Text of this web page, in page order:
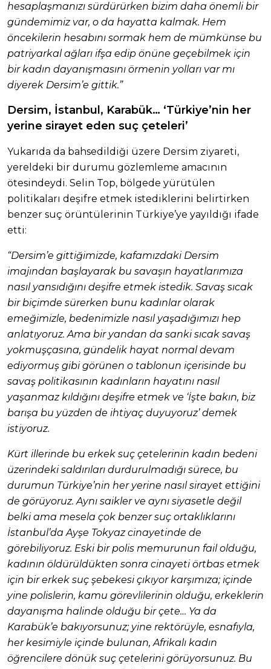
hesaplaşmanızı sürdürürken bizim daha önemli bir
gündemimiz var, o da hayatta kalmak. Hem
öncekilerin hesabını sormak hem de mümkünse bu
patriyarkal ağları ifşa edip önüne geçebilmek için
bir kadın dayanışmasını örmenin yolları var mı
diyerek Dersim’e gittik.”
Dersim, İstanbul, Karabük… ‘Türkiye’nin her
yerine sirayet eden suç çeteleri’
Yukarıda da bahsedildiği üzere Dersim ziyareti,
yereldeki bir durumu gözlemleme amacının
ötesindeydi. Selin Top, bölgede yürütülen
politikaları deşifre etmek istediklerini belirtirken
benzer suç örüntülerinin Türkiye’ye yayıldığı ifade
etti:
“Dersim’e gittiğimizde, kafamızdaki Dersim
imajından başlayarak bu savaşın hayatlarımıza
nasıl yansıdığını deşifre etmek istedik. Savaş sıcak
bir biçimde sürerken bunu kadınlar olarak
emeğimizle, bedenimizle nasıl yaşadığımızı hep
anlatıyoruz. Ama bir yandan da sanki sıcak savaş
yokmuşçasına, gündelik hayat normal devam
ediyormuş gibi görünen o tablonun içerisinde bu
savaş politikasının kadınların hayatını nasıl
yaşanmaz kıldığını deşifre etmek ve ‘İşte bakın, biz
barışa bu yüzden de ihtiyaç duyuyoruz’ demek
istiyoruz.
Kürt illerinde bu erkek suç çetelerinin kadın bedeni
üzerindeki saldırıları durdurulmadığı sürece, bu
durumun Türkiye’nin her yerine nasıl sirayet ettiğini
de görüyoruz. Aynı saikler ve aynı siyasetle değil
belki ama mesela çok benzer suç ortaklıklarını
İstanbul’da Ayşe Tokyaz cinayetinde de
görebiliyoruz. Eski bir polis memurunun fail olduğu,
kadının öldürüldükten sonra cinayeti örtbas etmek
için bir erkek suç şebekesi çıkıyor karşımıza; içinde
yine polislerin, kamu görevlilerinin olduğu, erkeklerin
dayanışma halinde olduğu bir çete… Ya da
Karabük’e bakıyorsunuz; yine rektörüyle, esnafıyla,
her kesimiyle içinde bulunan, Afrikalı kadın
öğrencilere dönük suç çetelerini görüyorsunuz. Bu